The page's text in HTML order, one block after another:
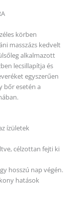
körben
masszázs kedvelt
alkalmazott
lecsillapítja és
egyszerűen
bőr esetén a
ízületek
célzottan fejti ki
hosszú nap végén.
hatások